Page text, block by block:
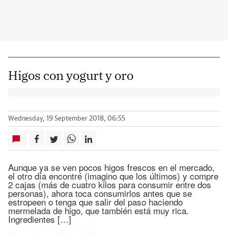
Higos con yogurt y oro
Wednesday, 19 September 2018, 06:55
Aunque ya se ven pocos higos frescos en el mercado,
el otro día encontré (imagino que los últimos) y compre
2 cajas (más de cuatro kilos para consumir entre dos
personas), ahora toca consumirlos antes que se
estropeen o tenga que salir del paso haciendo
mermelada de higo, que también está muy rica.
Ingredientes […]